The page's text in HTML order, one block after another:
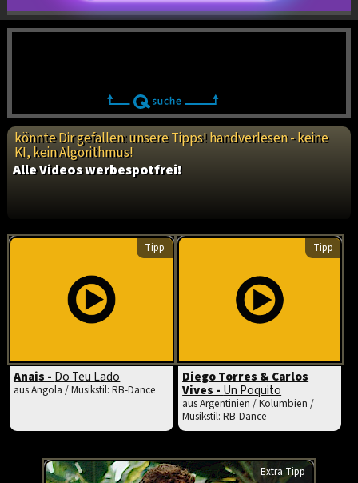
könnte Dir gefallen: unsere Tipps! handverlesen - keine
KI, kein Algorithmus!
Alle Videos werbespotfrei!
Tipp
Anais - Do Teu Lado
aus Angola / Musikstil: RB-Dance
Tipp
Diego Torres & Carlos
Vives - Un Poquito
aus Argentinien / Kolumbien /
Musikstil: RB-Dance
Extra Tipp